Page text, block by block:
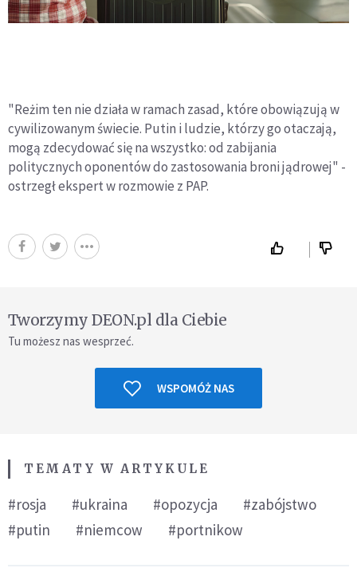
"Reżim ten nie działa w ramach zasad, które obowiązują w
cywilizowanym świecie. Putin i ludzie, którzy go otaczają,
mogą zdecydować się na wszystko: od zabijania
politycznych oponentów do zastosowania broni jądrowej" -
ostrzegł ekspert w rozmowie z PAP.
Tworzymy DEON.pl dla Ciebie
Tu możesz nas wesprzeć.
WSPOMÓŻ NAS
TEMATY W ARTYKULE
#rosja #ukraina #opozycja
#zabójstwo
#putin
#niemcow #portnikow